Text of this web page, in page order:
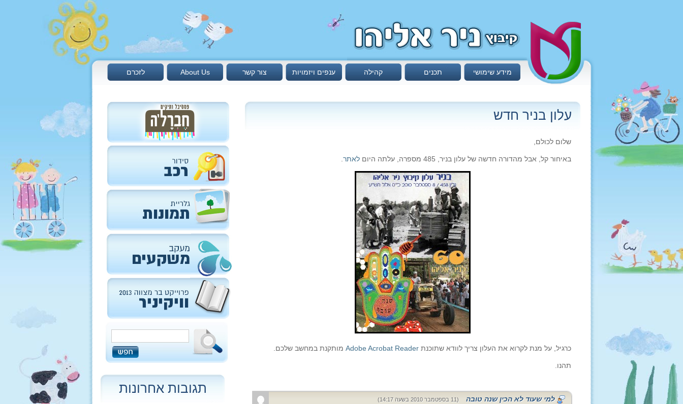
לזכרם About Us צור קשר ענפים ויזמויות קהילה תכנים מידע שימושי
עלון בניר חדש
שלום לכולם,
באיחור קל, אבל מהדורה חדשה של עלון בניר, 485 מספרה, עלתה היום לאתר
כרגיל, על מנת לקרוא את העלון צריך לוודא שתוכנת Adobe Acrobat Reader מותקנת במחשב שלכם.
תהנו.
למי שעוד לא הכין שנה טובה (11 בספטמבר 2010 בשעה 14:17)
תגובות אחרונות